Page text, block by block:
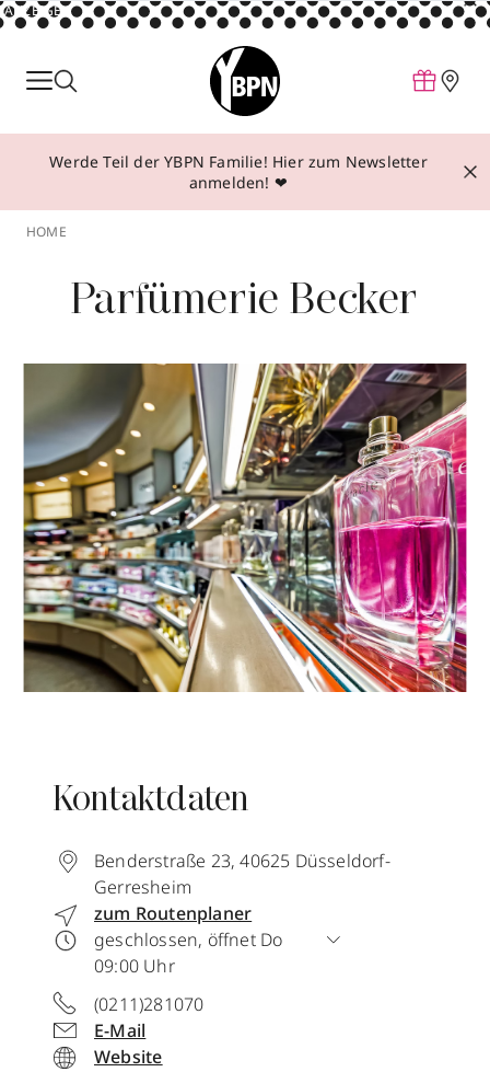
ANZEIGE
Parfum
Make-up
Behandlungen
Über YBPN
Aktionen
Storefinder
Werde Teil der YBPN Familie! Hier zum Newsletter
anmelden! ❤
HOME
Parfümerie Becker
Kontaktdaten
Benderstraße 23,40625 Düsseldorf-
Gerresheim
zum Routenplaner
geschlossen, öffnet Do
09:00 Uhr
(0211)281070
E-Mail
Website